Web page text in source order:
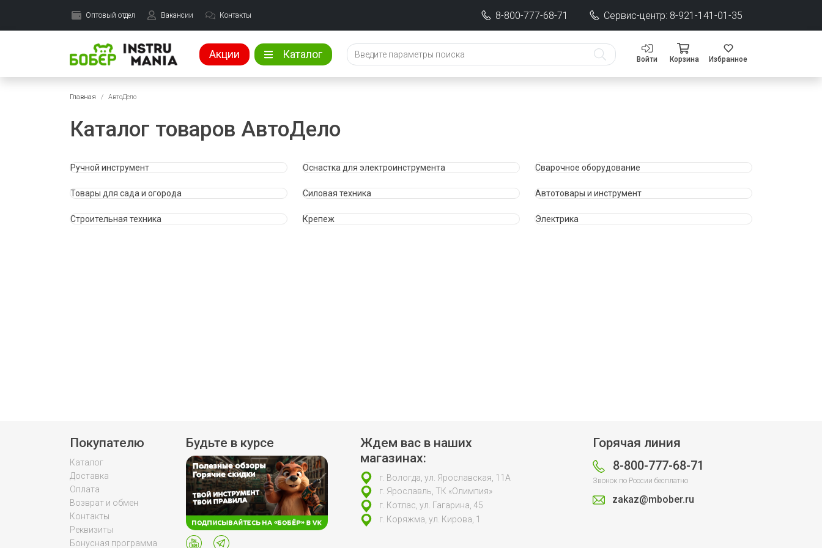
Оптовый отдел Вакансии Контакты 8-800-777-68-71 Сервис-центр: 8-921-141-01-35
Акции Каталог Войти Корзина Избранное
Главная АвтоДело
Каталог товаров АвтоДело
Ручной инструмент Оснастка для электроинструмента Сварочное оборудование
Товары для сада и огорода Силовая техника Автотовары и инструмент
Строительная техника Крепеж Электрика
Покупателю
Каталог
Доставка
Оплата
Возврат и обмен
Контакты
Реквизиты
Бонусная программа
Будьте в курсе
Горячая линия
8-800-777-68-71
Звонок по России бесплатно
zakaz@mbober.ru
Ждем вас в наших
магазинах:
г. Вологда, ул. Ярославская, 11А
г. Ярославль, ТК «Олимпия»
г. Котлас, ул. Гагарина, 45
г. Коряжма, ул. Кирова, 1